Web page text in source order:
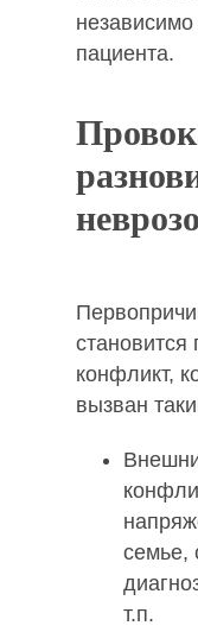
независимо
пациента.
становится
конфликт,
вызван
семье,
т.п.